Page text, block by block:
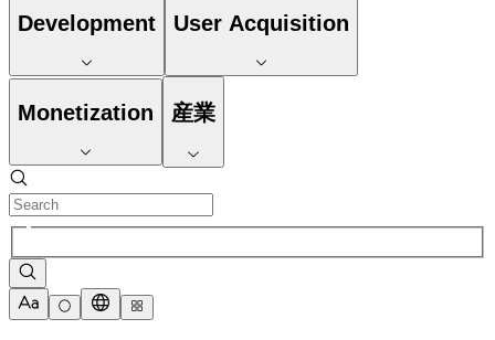
Development User Acquisition
Monetization 産業